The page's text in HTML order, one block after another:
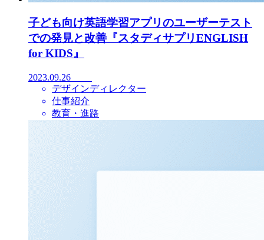
子ども向け英語学習アプリのユーザーテスト
での発見と改善『スタディサプリENGLISH
for KIDS』
2023.09.26
デザインディレクター
仕事紹介
教育・進路